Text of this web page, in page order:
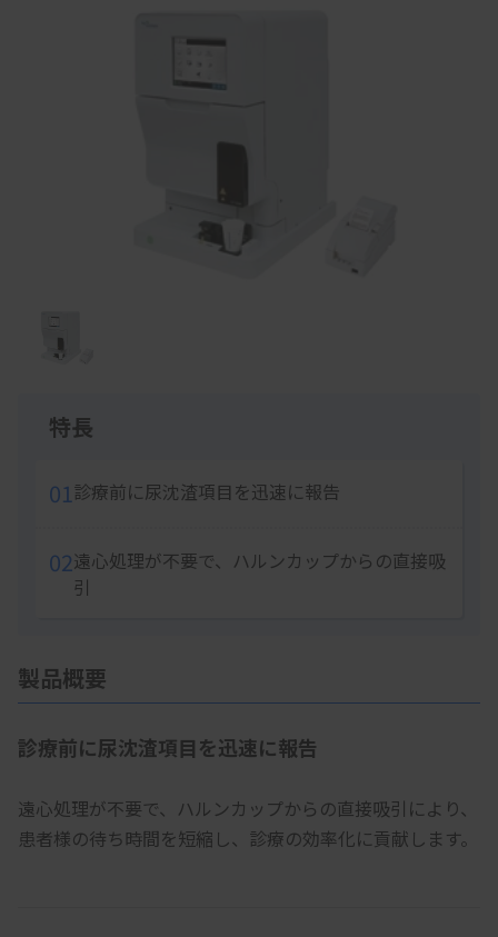
特長
01診療前に尿沈渣項目を迅速に報告
02遠心処理が不要で、ハルンカップからの直接吸
引
製品概要
診療前に尿沈渣項目を迅速に報告
遠心処理が不要で、ハルンカップからの直接吸引により、
患者様の待ち時間を短縮し、診療の効率化に貢献します。